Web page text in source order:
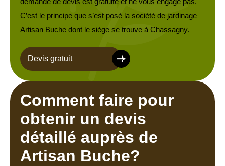
C’est le principe que s’est posé la société de jardinage
Artisan Buche dont le siège se trouve à Chassagny.
Devis gratuit
Comment faire pour
obtenir un devis
détaillé auprès de
Artisan Buche?